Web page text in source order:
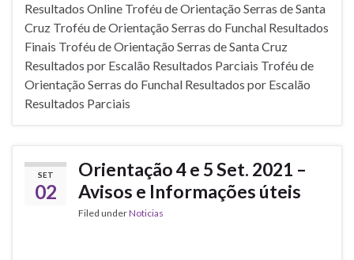
Resultados Online Troféu de Orientação Serras de Santa
Cruz Troféu de Orientação Serras do Funchal Resultados
Finais Troféu de Orientação Serras de Santa Cruz
Resultados por Escalão Resultados Parciais Troféu de
Orientação Serras do Funchal Resultados por Escalão
Resultados Parciais
SET
02
Orientação 4 e 5 Set. 2021 –
Avisos e Informações úteis
Filed underNoticias